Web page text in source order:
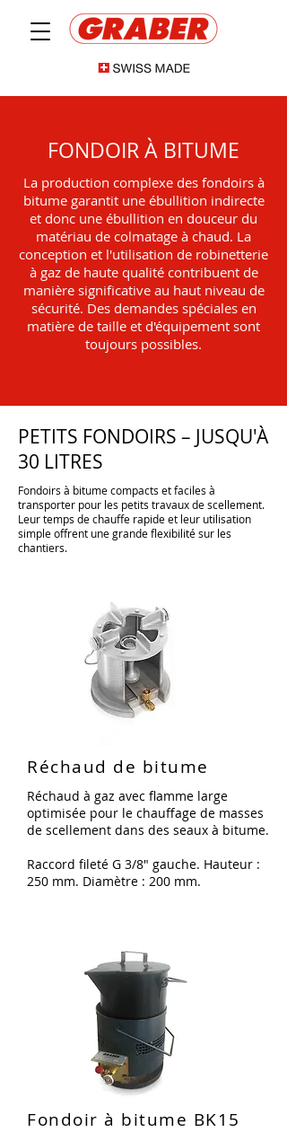
FONDOIR À BITUME
La production complexe des fondoirs à
bitume garantit une ébullition indirecte
et donc une ébullition en douceur du
matériau de colmatage à chaud. La
conception et l'utilisation de robinetterie
à gaz de haute qualité contribuent de
manière significative au haut niveau de
sécurité. Des demandes spéciales en
matière de taille et d'équipement sont
toujours possibles.
PETITS FONDOIRS – JUSQU'À
30 LITRES
Fondoirs à bitume compacts et faciles à
transporter pour les petits travaux de scellement.
Leur temps de chauffe rapide et leur utilisation
simple offrent une grande flexibilité sur les
chantiers.
Réchaud de bitume
Réchaud à gaz avec flamme large
optimisée pour le chauffage de masses
de scellement dans des seaux à bitume.
Raccord fileté G 3/8" gauche. Hauteur :
250 mm. Diamètre : 200 mm.
Fondoir à bitume BK15